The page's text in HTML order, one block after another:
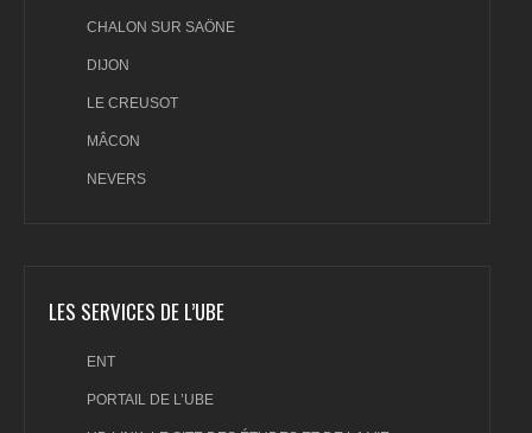
CHALON SUR SAÖNE
DIJON
LE CREUSOT
MÂCON
NEVERS
LES SERVICES DE L’UBE
ENT
PORTAIL DE L’UBE